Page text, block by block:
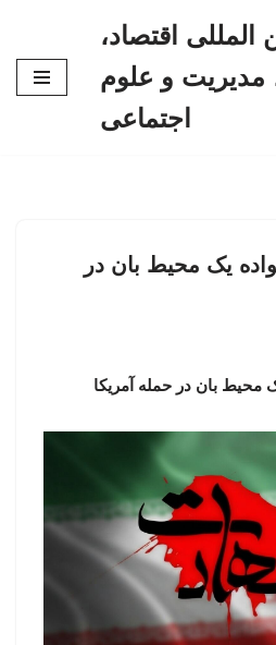
المللی اقتصاد،
مدیریت و علوم
اجتماعی
یک محیط بان در
محیط بان در حمله آمریکا